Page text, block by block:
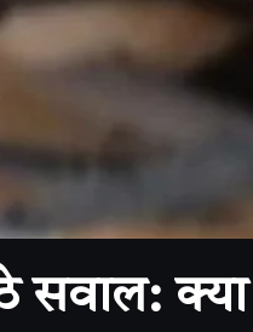
सवाल: